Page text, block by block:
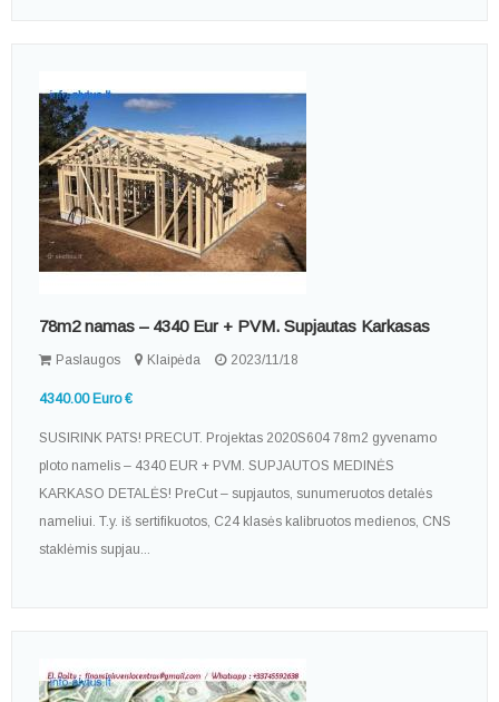
78m2 namas – 4340 Eur + PVM. Supjautas Karkasas
Paslaugos Klaipėda 2023/11/18
4340.00 Euro €
SUSIRINK PATS! PRECUT. Projektas 2020S604 78m2 gyvenamo
ploto namelis – 4340 EUR + PVM. SUPJAUTOS MEDINĖS
KARKASO DETALĖS! PreCut – supjautos, sunumeruotos detalės
nameliui. T.y. iš sertifikuotos, C24 klasės kalibruotos medienos, CNS
staklėmis supjau...